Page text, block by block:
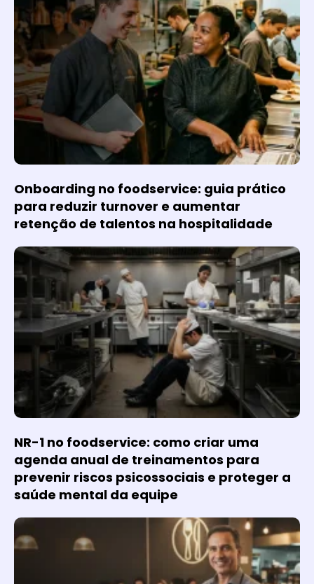
Onboarding no foodservice: guia prático
para reduzir turnover e aumentar
retenção de talentos na hospitalidade
NR-1 no foodservice: como criar uma
agenda anual de treinamentos para
prevenir riscos psicossociais e proteger a
saúde mental da equipe